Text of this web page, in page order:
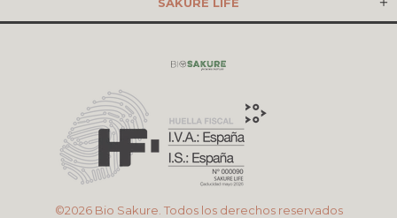
©2026 Bio Sakure. Todos los derechos reservados